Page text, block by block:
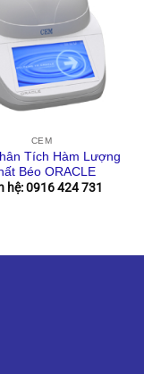
CEM
Tích Hàm Lượng
Béo ORACLE
hệ: 0916 424 731